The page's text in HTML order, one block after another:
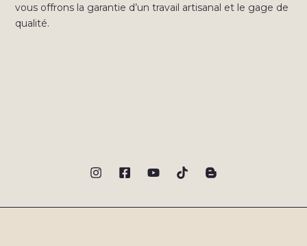
vous offrons la garantie d’un travail artisanal et le gage de
qualité.